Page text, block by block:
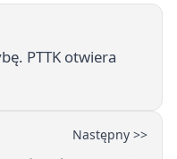
PTTK otwiera
Następny >>